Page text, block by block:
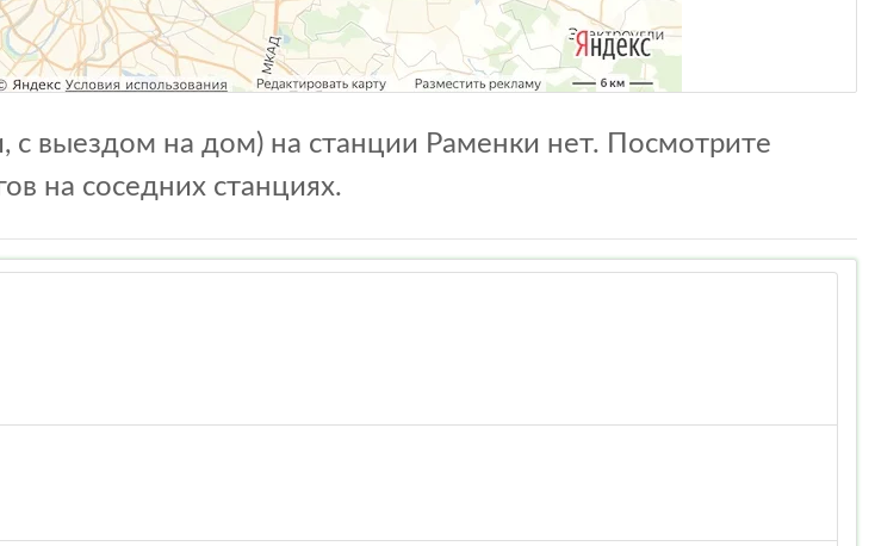
с выездом на дом) на станции Раменки нет. Посмотрите
на соседних станциях.